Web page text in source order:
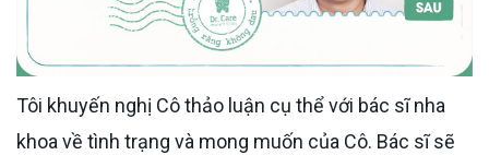
Tôi khuyến nghị Cô thảo luận cụ thể với bác sĩ nha
khoa về tình trạng và mong muốn của Cô. Bác sĩ sẽ